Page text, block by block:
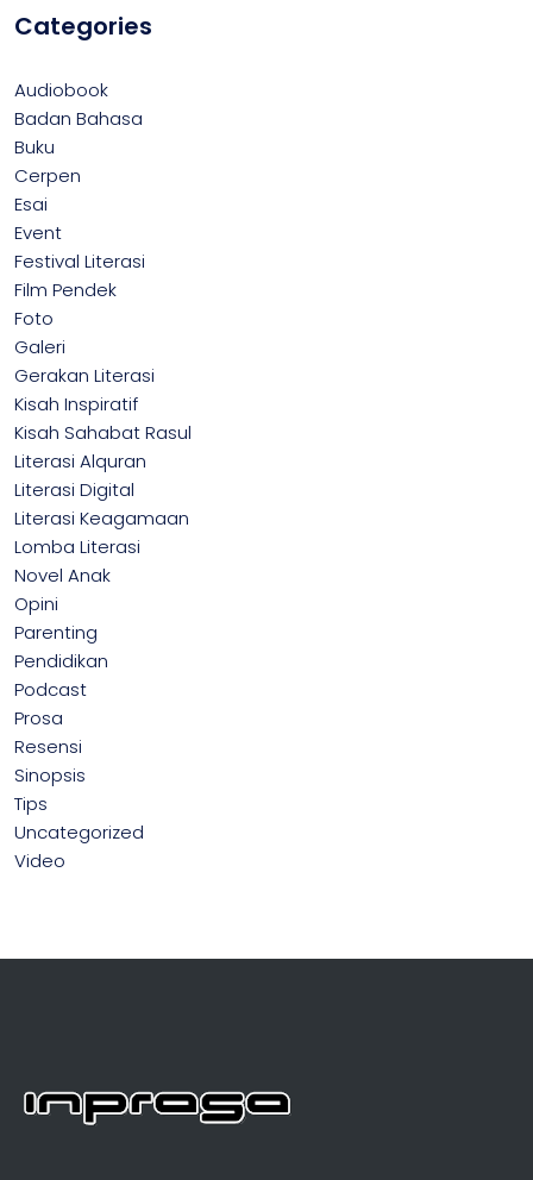
Categories
Audiobook
Badan Bahasa
Buku
Cerpen
Esai
Event
Festival Literasi
Film Pendek
Foto
Galeri
Gerakan Literasi
Kisah Inspiratif
Kisah Sahabat Rasul
Literasi Alquran
Literasi Digital
Literasi Keagamaan
Lomba Literasi
Novel Anak
Opini
Parenting
Pendidikan
Podcast
Prosa
Resensi
Sinopsis
Tips
Uncategorized
Video